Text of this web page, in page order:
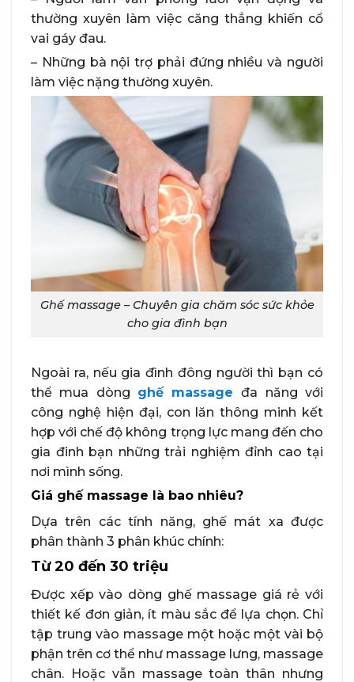
thường xuyên làm việc căng thẳng khiến cổ
vai gáy đau.
– Những bà nội trợ phải đứng nhiều và người
làm việc nặng thường xuyên.
Ghế massage – Chuyên gia chăm sóc sức khỏe
cho gia đình bạn
Ngoài ra, nếu gia đình đông người thì bạn có
thể mua dòng ghế massageđa năng với
công nghệ hiện đại, con lăn thông minh kết
hợp với chế độ không trọng lực mang đến cho
gia đinh bạn những trải nghiệm đỉnh cao tại
nơi mình sống.
Giá ghế massage là bao nhiêu?
Dựa trên các tính năng, ghế mát xa được
phân thành 3 phân khúc chính:
Từ 20 đến 30 triệu
Được xếp vào dòng ghế massage giá rẻ với
thiết kế đơn giản, ít màu sắc để lựa chọn. Chỉ
tập trung vào massage một hoặc một vài bộ
phận trên cơ thể như massage lưng, massage
chân. Hoặc vẫn massage toàn thân nhưng